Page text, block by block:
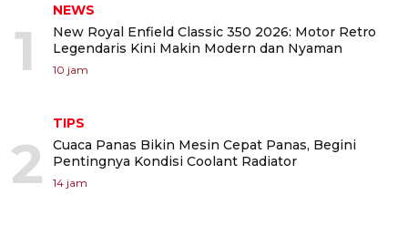
1
NEWS
New Royal Enfield Classic 350 2026: Motor Retro
Legendaris Kini Makin Modern dan Nyaman
10 jam
2
TIPS
Cuaca Panas Bikin Mesin Cepat Panas, Begini
Pentingnya Kondisi Coolant Radiator
14 jam